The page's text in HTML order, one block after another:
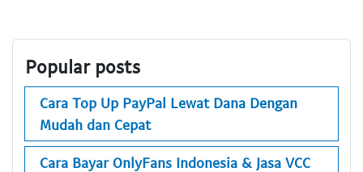
Popular posts
Cara Top Up PayPal Lewat Dana Dengan
Mudah dan Cepat
Cara Bayar OnlyFans Indonesia & Jasa VCC